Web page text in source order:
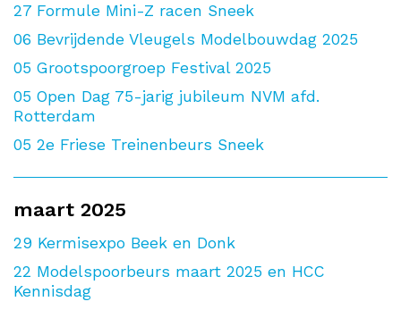
27 Formule Mini-Z racen Sneek
06 Bevrijdende Vleugels Modelbouwdag 2025
05 Grootspoorgroep Festival 2025
05 Open Dag 75-jarig jubileum NVM afd.
Rotterdam
05 2e Friese Treinenbeurs Sneek
maart 2025
29 Kermisexpo Beek en Donk
22 Modelspoorbeurs maart 2025 en HCC
Kennisdag